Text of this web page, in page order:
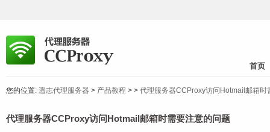
首页
您的位置: 遥志代理服务器 > 产品教程 > > 代理服务器CCProxy访问Hotmail邮箱时
代理服务器CCProxy访问Hotmail邮箱时需要注意的问题